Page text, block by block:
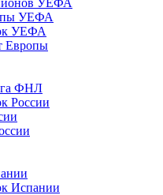
УЕФА
УЕФА
УЕФА
Европы
ФНЛ
России
Испании